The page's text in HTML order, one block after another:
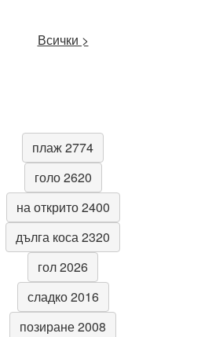
Всички >
плаж 2774
голо 2620
на открито 2400
дълга коса 2320
гол 2026
сладко 2016
позиране 2008